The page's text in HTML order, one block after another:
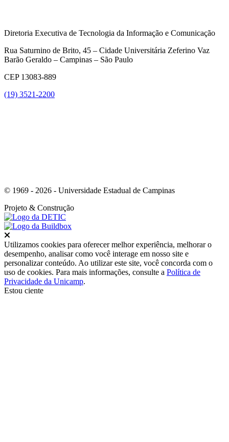
Diretoria Executiva de Tecnologia da Informação e Comunicação
Rua Saturnino de Brito, 45 – Cidade Universitária Zeferino Vaz
Barão Geraldo – Campinas – São Paulo
CEP 13083-889
(19) 3521-2200
© 1969 - 2026 - Universidade Estadual de Campinas
Projeto & Construção
Utilizamos cookies para oferecer melhor experiência, melhorar o
desempenho, analisar como você interage em nosso site e
personalizar conteúdo. Ao utilizar este site, você concorda com o
uso de cookies. Para mais informações, consulte a Política de
Privacidade da Unicamp.
Estou ciente